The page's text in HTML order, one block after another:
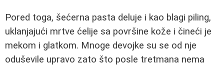
Pored toga, šećerna pasta deluje i kao blagi piling,
uklanjajući mrtve ćelije sa površine kože i čineći je
mekom i glatkom. Mnoge devojke su se od nje
oduševile upravo zato što posle tretmana nema